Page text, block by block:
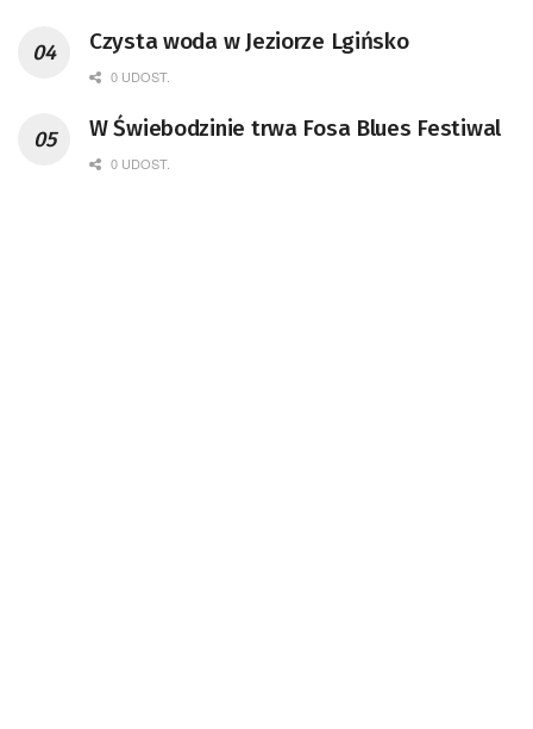
Czysta woda w Jeziorze Lgińsko
0 UDOST.
W Świebodzinie trwa Fosa Blues Festiwal
0 UDOST.